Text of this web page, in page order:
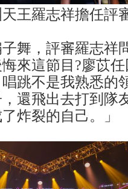
天王羅志祥擔任評
舞，評審羅志祥
來這節目?廖苡
跳不是我熟悉的
還飛出去打到隊
炸裂的自己。」